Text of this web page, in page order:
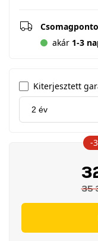
akár 1-3
Kiterjesztett
35
-